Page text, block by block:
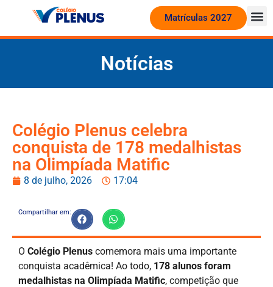
Matrículas 2027
Notícias
Colégio Plenus celebra
conquista de 178 medalhistas
na Olimpíada Matific
8 de julho, 2026 17:04
Compartilhar em:
O Colégio Plenus comemora mais uma importante
conquista acadêmica! Ao todo, 178 alunos foram
medalhistas na Olimpíada Matific, competição que